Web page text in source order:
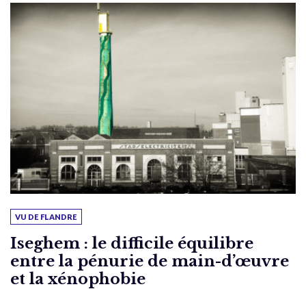
VU DE FLANDRE
Iseghem : le difficile équilibre
entre la pénurie de main-d’œuvre
et la xénophobie